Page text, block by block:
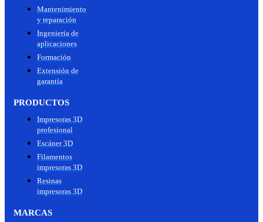
Mantenimiento
y reparación
Ingeniería de
aplicaciones
Formación
Extensión de
garantía
PRODUCTOS
Impresoras 3D
profesional
Escáner 3D
Filamentos
impresoras 3D
Resinas
impresoras 3D
MARCAS